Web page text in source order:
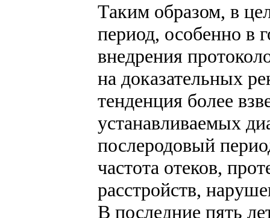
Таким образом, в
период, особенно в
внедрения
на доказательных
тенденция более
устанавливаемых
послеродовый
частота отеков,
расстройств,
В последние пять